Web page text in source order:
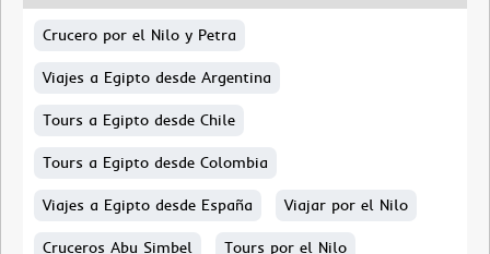
Crucero por el Nilo y Petra
Viajes a Egipto desde Argentina
Tours a Egipto desde Chile
Tours a Egipto desde Colombia
Viajes a Egipto desde España Viajar por el Nilo
Cruceros Abu Simbel Tours por el Nilo